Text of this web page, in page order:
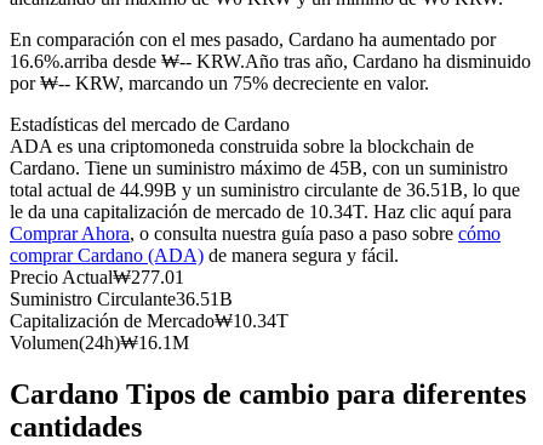
Futuros que utilizan USDC como garantía
Copiar Trading
Únete a los mejores traders
En comparación con el mes pasado, Cardano ha aumentado por
16.6%.arriba desde ₩-- KRW.Año tras año, Cardano ha disminuido
por ₩-- KRW, marcando un 75% decreciente en valor.
Estadísticas del mercado de Cardano
ADA es una criptomoneda construida sobre la blockchain de
Cardano. Tiene un suministro máximo de 45B, con un suministro
total actual de 44.99B y un suministro circulante de 36.51B, lo que
le da una capitalización de mercado de 10.34T. Haz clic aquí para
Comprar Ahora, o consulta nuestra guía paso a paso sobre cómo
comprar Cardano (ADA) de manera segura y fácil.
Precio Actual₩277.01
Suministro Circulante36.51B
Capitalización de Mercado₩10.34T
Volumen(24h)₩16.1M
Cardano Tipos de cambio para diferentes
cantidades